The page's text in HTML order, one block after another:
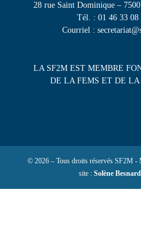
28 rue Saint Dominique –
Tél. : 01 46 33 08
Courriel :
LA SF2M EST MEMBRE
DE LA FEMS ET DE LA
© 2026 – Tous droits réservés SF2M
site :Solène Besnard